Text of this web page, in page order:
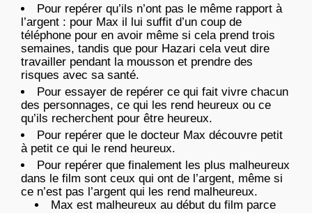
Pour repérer qu’ils n’ont pas le même rapport à
l’argent : pour Max il lui suffit d’un coup de
téléphone pour en avoir même si cela prend trois
semaines, tandis que pour Hazari cela veut dire
travailler pendant la mousson et prendre des
risques avec sa santé.
Pour essayer de repérer ce qui fait vivre chacun
des personnages, ce qui les rend heureux ou ce
qu’ils recherchent pour être heureux.
Pour repérer que le docteur Max découvre petit
à petit ce qui le rend heureux.
Pour repérer que finalement les plus malheureux
dans le film sont ceux qui ont de l’argent, même si
ce n’est pas l’argent qui les rend malheureux.
Max est malheureux au début du film parce